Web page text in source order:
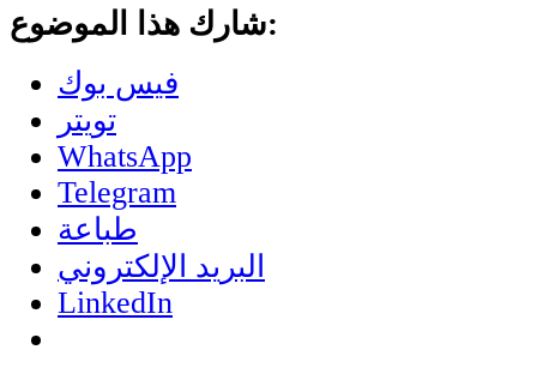
شارك هذا الموضوع:
فيس بوك
تويتر
WhatsApp
Telegram
طباعة
البريد الإلكتروني
LinkedIn